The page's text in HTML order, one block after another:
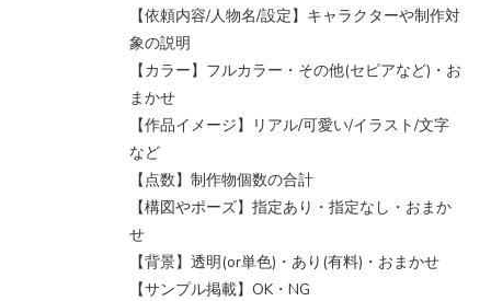
【依頼内容/人物名/設定】キャラクターや制作対
象の説明
【カラー】フルカラー・その他(セピアなど)・お
まかせ
【作品イメージ】リアル/可愛い/イラスト/文字
など
【点数】制作物個数の合計
【構図やポーズ】指定あり・指定なし・おまか
せ
【背景】透明(or単色)・あり(有料)・おまかせ
【サンプル掲載】OK・NG